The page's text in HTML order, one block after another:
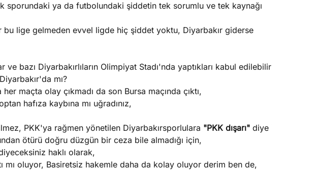
sporundaki ya da futbolundaki şiddetin tek sorumlu ve tek kaynağı
bu lige gelmeden evvel ligde hiç şiddet yoktu, Diyarbakır giderse
ve bazı Diyarbakırlıların Olimpiyat Stadı'nda yaptıkları kabul edilebilir
mı?
maçta olay çıkmadı da son Bursa maçında çıktı,
hafıza kaybına mı uğradınız,
PKK'ya rağmen yönetilen Diyarbakırsporlulara "PKK dışarı" diye
ötürü doğru düzgün bir ceza bile almadığı için,
haklı olarak,
mı oluyor, Basiretsiz hakemle daha da kolay oluyor derim ben de,